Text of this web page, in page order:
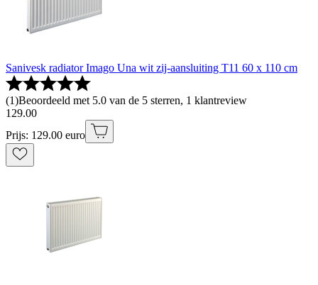
Sanivesk radiator Imago Una wit zij-aansluiting T11 60 x 110 cm
(1)Beoordeeld met 5.0 van de 5 sterren, 1 klantreview
129.00
Prijs: 129.00 euro